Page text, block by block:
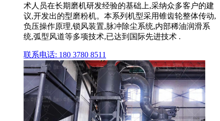
术人员在长期磨机研发经验的基础上,采纳众多客户的建
议,开发出的型磨粉机。本系列机型采用锥齿轮整体传动,
负压操作原理,锁风装置,脉冲除尘系统,内部稀油润滑系
统,弧型风道等多项技术,已达到国际先进技术 .
联系电话: 180 3780 8511